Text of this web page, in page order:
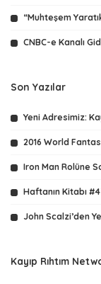
“Muhteşem
CNBC-e Kanalı
Son Yazılar
Yeni Adresimiz:
2016 World
Iron Man Rolüne
Haftanın Kitabı
John Scalzi’den
Kayıp Rıhtım